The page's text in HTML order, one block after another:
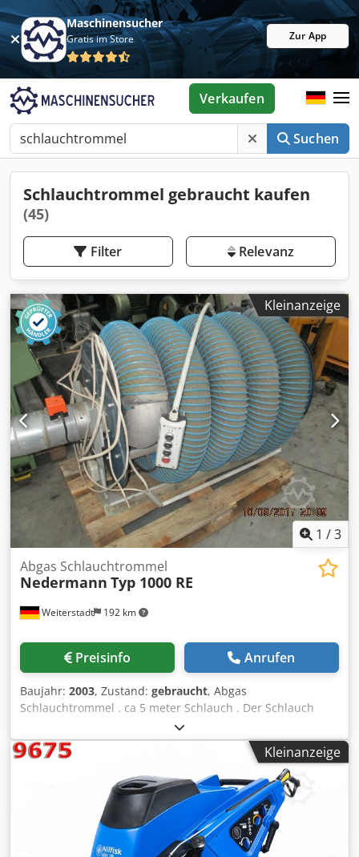
Maschinensucher
Gratis im Store Zur App
Suchen
Verkaufen
Schlauchtrommel gebraucht kaufen
(45)
Filter Relevanz
Kleinanzeige
1 /3
Weiterstadt 192 km
Abgas Schlauchtrommel
Nedermann Typ 1000 RE
Preisinfo Anrufen
Baujahr: 2003, Zustand: gebraucht, Abgas
Schlauchtrommel . ca 5 meter Schlauch . Der Schlauch
wird elketr. Aufgewickelt Dodjhptr Tjpfx Adrskr
Kleinanzeige